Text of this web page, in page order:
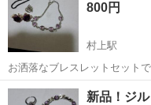
800円
村上駅
お洒落なブレスレットセット
オンラインはお断りします！
千葉 八千代市
新品！ジ